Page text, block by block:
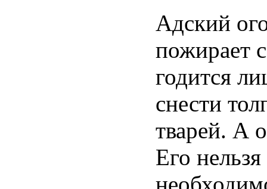
Адский
пожирает
годится
снести
тварей. А
Его